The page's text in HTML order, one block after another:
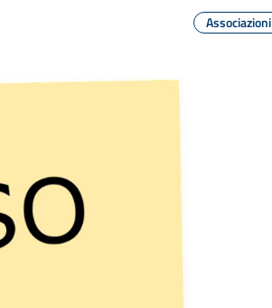
Associazioni